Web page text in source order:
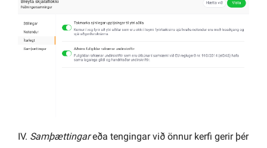
IV. Samþættingareða tengingar við önnur kerfi gerir þér